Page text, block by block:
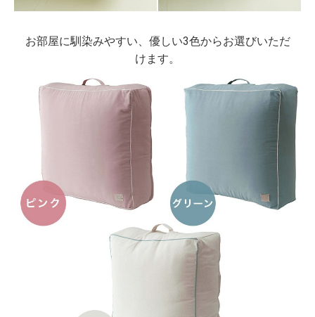
お部屋に馴染みやすい、優しい3色からお選びいただ
けます。